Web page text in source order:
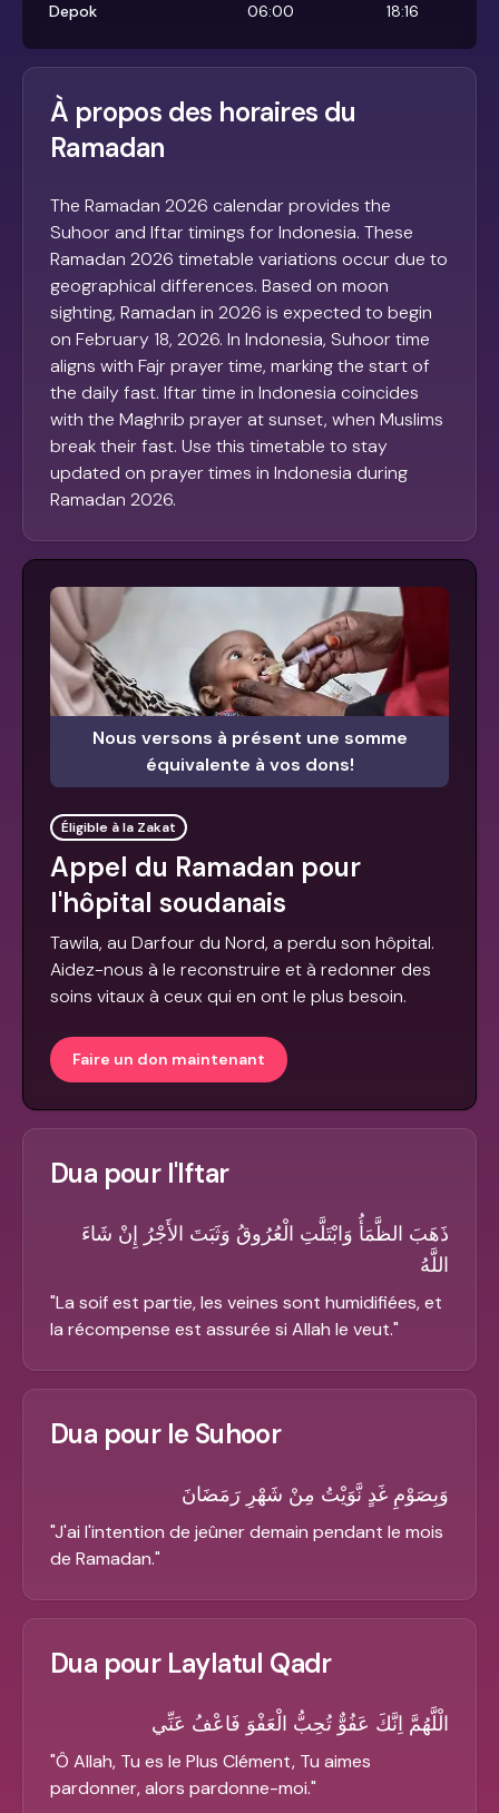
Depok
06:00 18:16
À propos des horaires du
Ramadan
The Ramadan 2026 calendar provides the
Suhoor and Iftar timings for Indonesia. These
Ramadan 2026 timetable variations occur due to
geographical differences. Based on moon
sighting, Ramadan in 2026 is expected to begin
on February 18, 2026. In Indonesia, Suhoor time
aligns with Fajr prayer time, marking the start of
the daily fast. Iftar time in Indonesia coincides
with the Maghrib prayer at sunset, when Muslims
break their fast. Use this timetable to stay
updated on prayer times in Indonesia during
Ramadan 2026.
Nous versons à présent une somme
équivalente à vos dons!
Éligible à la Zakat
Appel du Ramadan pour
l'hôpital soudanais
Tawila, au Darfour du Nord, a perdu son hôpital.
Aidez-nous à le reconstruire et à redonner des
soins vitaux à ceux qui en ont le plus besoin.
Faire un don maintenant
Dua pour l'Iftar
ذَهَبَ الظَّمَأُ وَابْتَلَّتِ الْعُرُوقُ وَثَبَتَ الأَجْرُ إِنْ شَاءَ
اللَّهُ
"La soif est partie, les veines sont humidifiées, et
la récompense est assurée si Allah le veut."
Dua pour le Suhoor
وَبِصَوْمِ غَدٍ نَّوَيْتُ مِنْ شَهْرِ رَمَضَانَ
"J'ai l'intention de jeûner demain pendant le mois
de Ramadan."
Dua pour Laylatul Qadr
الْلَّهُمَّ اِنَّكَ عَفُوٌّ تُحِبُّ الْعَفْوَ فَاعْفُ عَنِّي
"Ô Allah, Tu es le Plus Clément, Tu aimes
pardonner, alors pardonne-moi."